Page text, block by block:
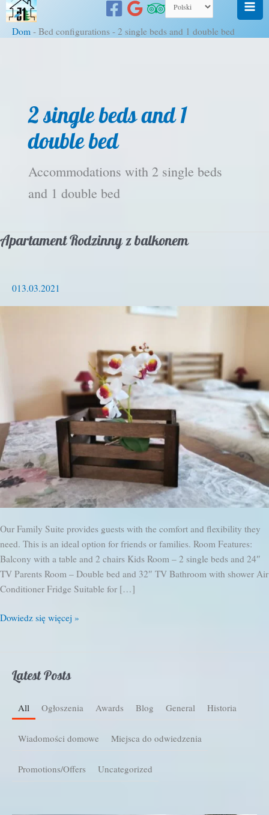
do
treści
Dom - Bed configurations - 2 single beds and 1 double bed
2 single beds and 1
double bed
Accommodations with 2 single beds
and 1 double bed
Apartament Rodzinny z balkonem
013.03.2021
Our Family Suite provides guests with the comfort and flexibility they
need. This is an ideal option for friends or families. Room Features:
Balcony with a table and 2 chairs Kids Room – 2 single beds and 24″
TV Parents Room – Double bed and 32″ TV Bathroom with shower Air
Conditioner Fridge Suitable for […]
Apartament
Dowiedz się więcej »
Latest Posts
All Ogłoszenia Awards Blog General Historia
Wiadomości domowe Miejsca do odwiedzenia
Promotions/Offers Uncategorized